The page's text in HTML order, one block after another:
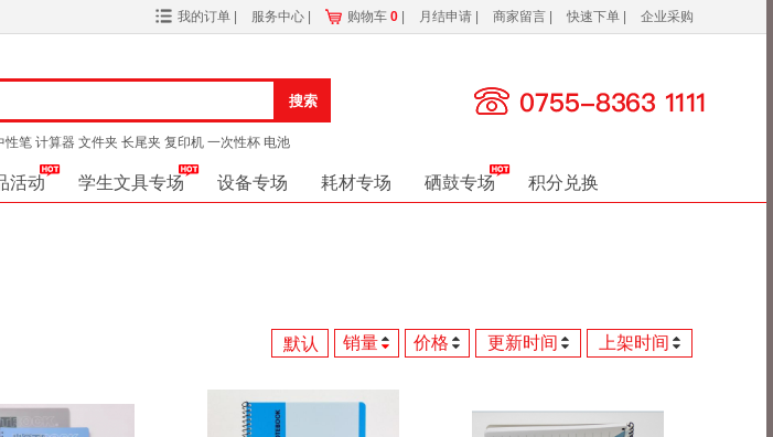
我的订单 服务中心 购物车 0 月结申请 商家留言 快速下单 企业采购
搜索
性笔 计算器 文件夹 长尾夹 复印机 一次性杯 电池
活动 学生文具专场 设备专场 耗材专场 硒鼓专场 积分兑换
上架时间
更新时间
价格
销量
默认